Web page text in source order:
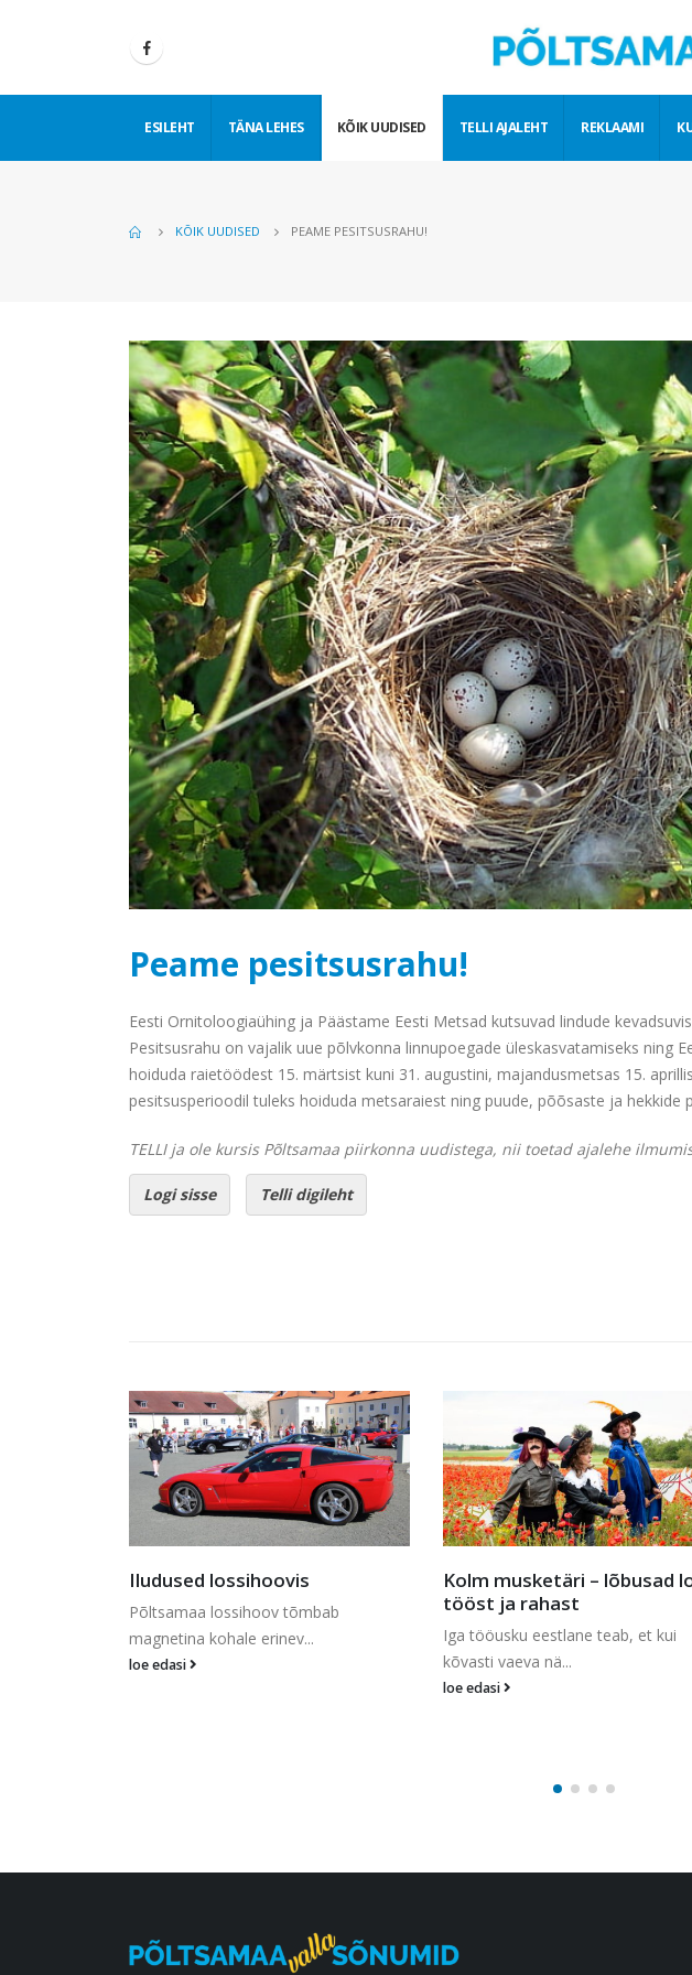
ESILEHT TÄNA LEHES KÕIK UUDISED TELLI AJALEHT REKLAAMI
KÕIK UUDISED PEAME PESITSUSRAHU!
Peame pesitsusrahu!
Eesti Ornitoloogiaühing ja Päästame Eesti Metsad kutsuvad lindude
Pesitsusrahu on vajalik uue põlvkonna linnupoegade üleskasvatamiseks ning
hoiduda raietöödest 15. märtsist kuni 31. augustini, majandusmetsas 15.
pesitsusperioodil tuleks hoiduda metsaraiest ning puude, põõsaste ja
TELLI ja ole kursis Põltsamaa piirkonna uudistega, nii toetad ajalehe
Logi sisse Telli digileht
Kolm musketäri – lõbusad lood
tööst ja rahast
Iga tööusku eestlane teab, et kui
kõvasti vaeva nä...
Palun aidake päästa vaid 5
vanuse Robini elu!
Pisipoiss vajab karmi haiguse